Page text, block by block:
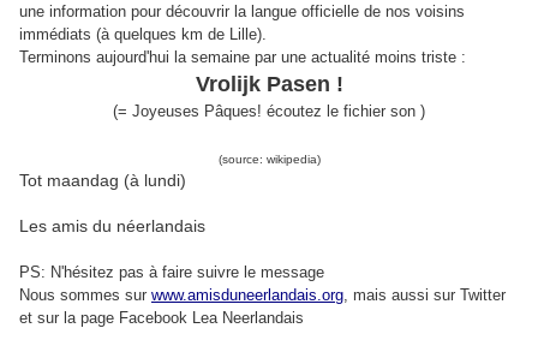
une information pour découvrir la langue officielle de nos voisins
immédiats (à quelques km de Lille).
Terminons aujourd'hui la semaine par une actualité moins triste :
Vrolijk Pasen !
(= Joyeuses Pâques! écoutez le fichier son )
(source: wikipedia)
Tot maandag (à lundi)
Les amis du néerlandais
PS: N'hésitez pas à faire suivre le message
Nous sommes sur www.amisduneerlandais.org, mais aussi sur Twitter
et sur la page Facebook Lea Neerlandais